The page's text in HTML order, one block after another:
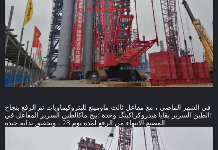
في الشهر الماضي ، مع مفاعل ثالث ماومينغ للبتروكيماويات تم الرفع بنجاح
؛الطين السرير بقايا هيدروكراكينگ وحدة ؛بيج ماكالطين السرير المفاعل في
المصنع الانتهاء من الرفع لمدة يوم 28 ، وتحقيق بداية جيدة